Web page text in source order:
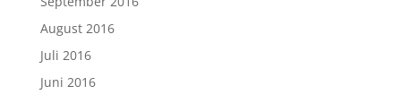
August 2016
Juli 2016
Juni 2016